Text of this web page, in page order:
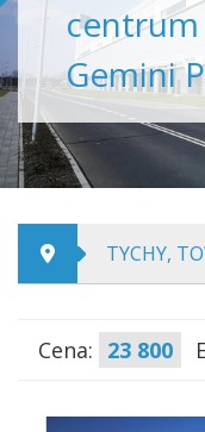
Gemini
TYCHY,
Cena: 23 800